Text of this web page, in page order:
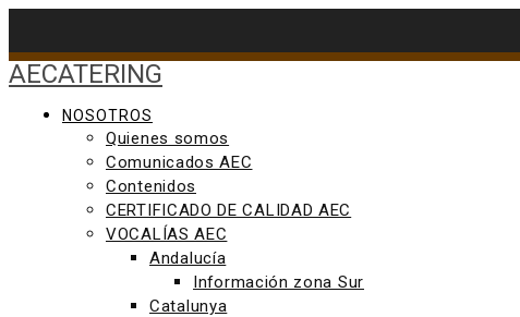
contenido
AECATERING
NOSOTROS
Quienes somos
Comunicados AEC
Contenidos
CERTIFICADO DE CALIDAD AEC
VOCALÍAS AEC
Andalucía
Información zona Sur
Catalunya